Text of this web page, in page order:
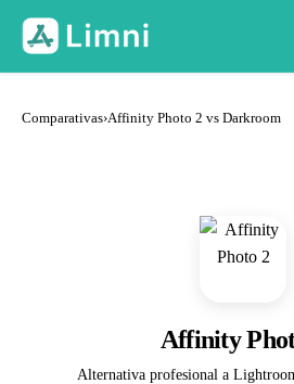
Comparativas›Affinity Photo 2 vs Darkroom
Affinity
Alternativa profesional a